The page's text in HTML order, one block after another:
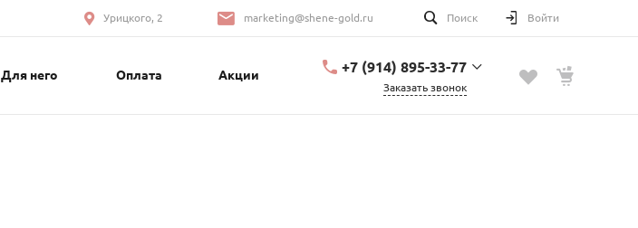
Урицкого, 2 marketing@shene-gold.ru Поиск Войти
Для него Оплата Акции
+7 (914) 895-33-77
Заказать звонок